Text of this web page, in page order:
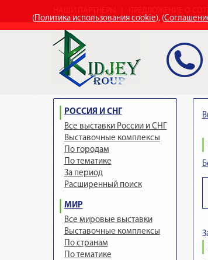
(Политика использования cookie), (
ПРЕДЛОЖЕНИЕ О
РОССИЯ И СНГ
Все выставки России и СНГ
Выставочные комплексы
По городам
По тематике
За период
Расширенный поиск
МИР
Все мировые выставки
Выставочные комплексы
По странам
По тематике